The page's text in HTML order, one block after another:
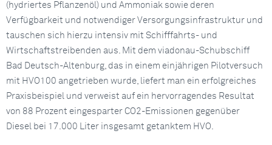
(hydriertes Pflanzenöl) und Ammoniak sowie deren
Verfügbarkeit und notwendiger Versorgungsinfrastruktur und
tauschen sich hierzu intensiv mit Schifffahrts- und
Wirtschaftstreibenden aus. Mit dem viadonau-Schubschiff
Bad Deutsch-Altenburg, das in einem einjährigen Pilotversuch
mit HVO100 angetrieben wurde, liefert man ein erfolgreiches
Praxisbeispiel und verweist auf ein hervorragendes Resultat
von 88 Prozent eingesparter CO2-Emissionen gegenüber
Diesel bei 17.000 Liter insgesamt getanktem HVO.